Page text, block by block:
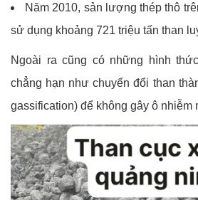
Năm 2010, sản lượng thép thô
sử dụng khoảng 721 triệu tấn than
Ngoài ra cũng có những hình
chẳng hạn như chuyển đổi than
gassification) để không gây ô nhiễm